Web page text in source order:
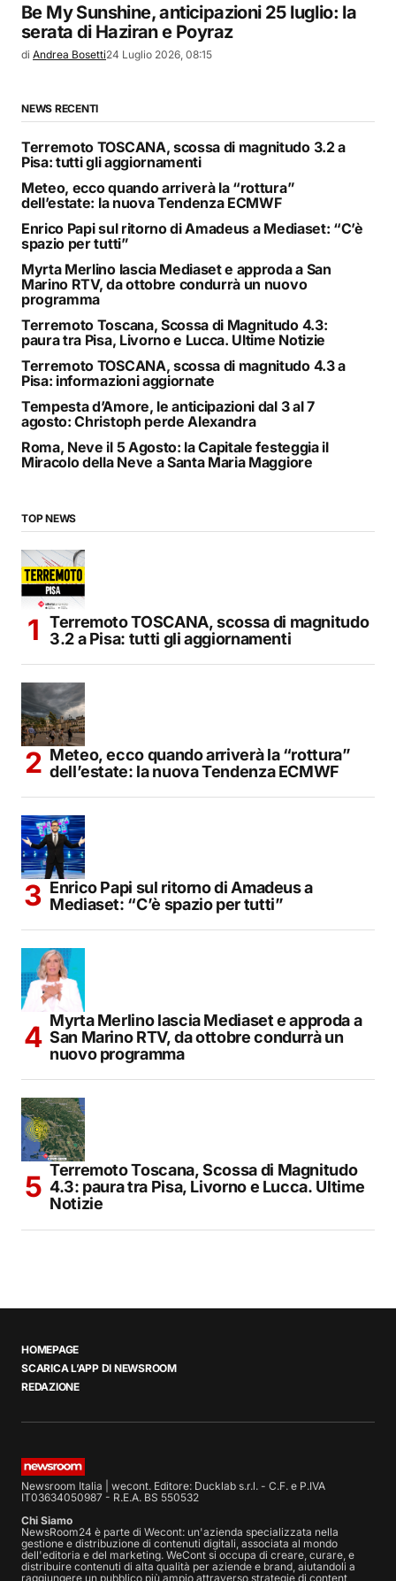
Be My Sunshine, anticipazioni 25 luglio: la
serata di Haziran e Poyraz
di Andrea Bosetti24 Luglio 2026, 08:15
NEWS RECENTI
Terremoto TOSCANA, scossa di magnitudo 3.2 a
Pisa: tutti gli aggiornamenti
Meteo, ecco quando arriverà la “rottura”
dell’estate: la nuova Tendenza ECMWF
Enrico Papi sul ritorno di Amadeus a Mediaset: “C’è
spazio per tutti”
Myrta Merlino lascia Mediaset e approda a San
Marino RTV, da ottobre condurrà un nuovo
programma
Terremoto Toscana, Scossa di Magnitudo 4.3:
paura tra Pisa, Livorno e Lucca. Ultime Notizie
Terremoto TOSCANA, scossa di magnitudo 4.3 a
Pisa: informazioni aggiornate
Tempesta d’Amore, le anticipazioni dal 3 al 7
agosto: Christoph perde Alexandra
Roma, Neve il 5 Agosto: la Capitale festeggia il
Miracolo della Neve a Santa Maria Maggiore
TOP NEWS
Terremoto TOSCANA, scossa di magnitudo
3.2 a Pisa: tutti gli aggiornamenti
Meteo, ecco quando arriverà la “rottura”
dell’estate: la nuova Tendenza ECMWF
Enrico Papi sul ritorno di Amadeus a
Mediaset: “C’è spazio per tutti”
Myrta Merlino lascia Mediaset e approda a
San Marino RTV, da ottobre condurrà un
nuovo programma
Terremoto Toscana, Scossa di Magnitudo
4.3: paura tra Pisa, Livorno e Lucca. Ultime
Notizie
HOMEPAGE
SCARICA L’APP DI NEWSROOM
REDAZIONE
Newsroom Italia | wecont. Editore: Ducklab s.r.l. - C.F. e P.IVA
IT03634050987 - R.E.A. BS 550532
Chi Siamo
NewsRoom24 è parte di Wecont: un'azienda specializzata nella
gestione e distribuzione di contenuti digitali, associata al mondo
dell'editoria e del marketing. WeCont si occupa di creare, curare, e
distribuire contenuti di alta qualità per aziende e brand, aiutandoli a
raggiungere un pubblico più ampio attraverso strategie di content